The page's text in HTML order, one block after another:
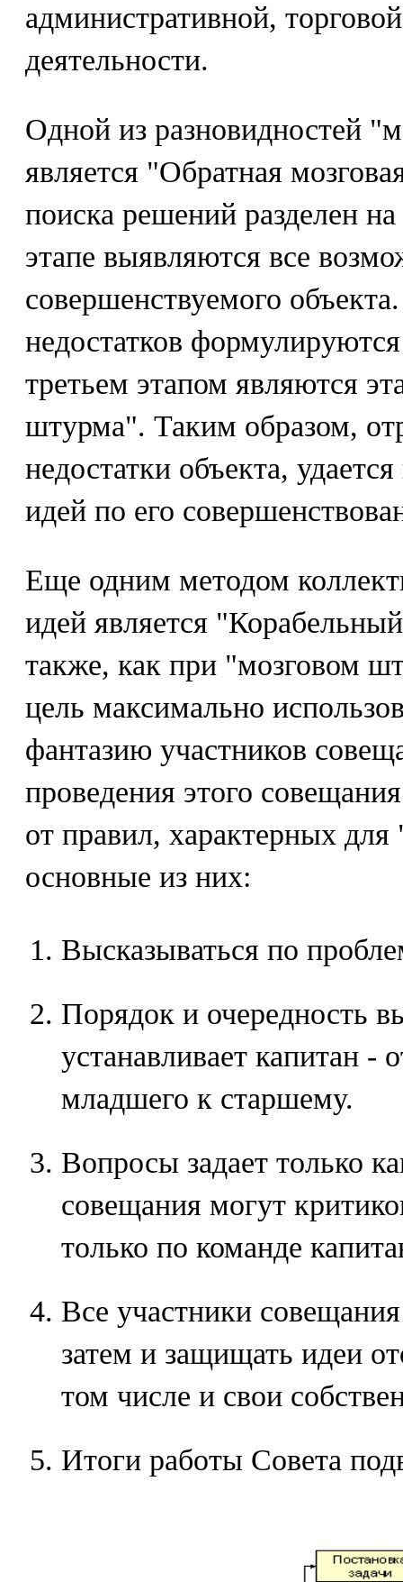
административной,
деятельности.
Одной из разновидностей
является "Обратная
поиска решений разделен
этапе выявляются все
совершенствуемого
недостатков
третьем этапом являются
штурма". Таким образом,
недостатки объекта,
идей по его
Еще одним методом
идей является
также, как при "мозговом
цель максимально
фантазию участников
проведения этого
от правил, характерных
основные из них:
Высказываться по
Порядок и очередность
устанавливает капитан -
младшего к старшему.
Вопросы задает только
совещания могут
только по команде
Все участники
затем и защищать идеи
том числе и свои
Итоги работы Совета